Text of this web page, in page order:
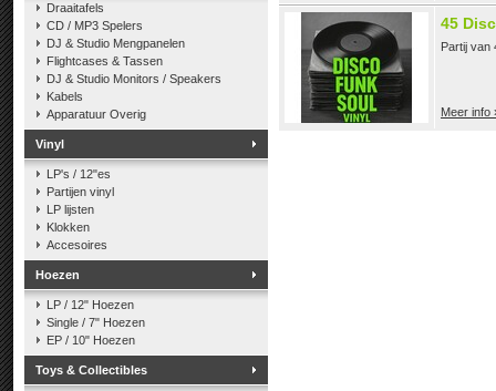
Draaitafels
CD / MP3 Spelers
DJ & Studio Mengpanelen
Flightcases & Tassen
DJ & Studio Monitors / Speakers
Kabels
Apparatuur Overig
Vinyl
LP's / 12"es
Partijen vinyl
LP lijsten
Klokken
Accesoires
Hoezen
LP / 12" Hoezen
Single / 7" Hoezen
EP / 10" Hoezen
Toys & Collectibles
45
Partij van
Meer info